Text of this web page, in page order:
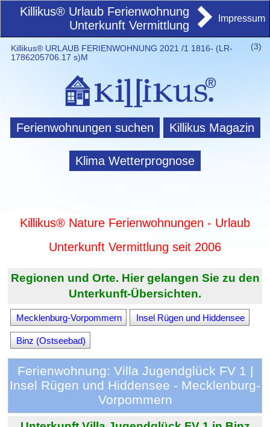
Killikus® Urlaub Ferienwohnung
Unterkunft Vermittlung
Impressum
(3)
Killikus® URLAUB FERIENWOHNUNG 2021 /1 1816- (LR-
1786205706.17 s)M
Ferienwohnungen suchen Killikus Magazin
Klima Wetterprognose
Killikus® Nature Ferienwohnungen - Urlaub
Unterkunft Vermittlung seit 2006
Regionen und Orte. Hier gelangen Sie zu den
Unterkunft-Übersichten.
Mecklenburg-Vorpommern Insel Rügen und Hiddensee
Binz (Ostseebad)
Ferienwohnung: Villa Jugendglück FV 1 |
Insel Rügen und Hiddensee - Mecklenburg-
Vorpommern